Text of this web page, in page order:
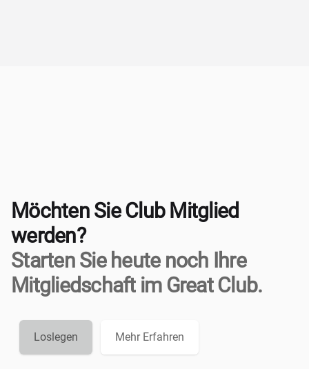
Möchten Sie Club Mitglied
werden?
Starten Sie heute noch Ihre
Mitgliedschaft im Great Club.
Loslegen Mehr Erfahren